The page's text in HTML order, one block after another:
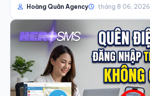
Hoàng Quân Agency tháng 8 06, 2026